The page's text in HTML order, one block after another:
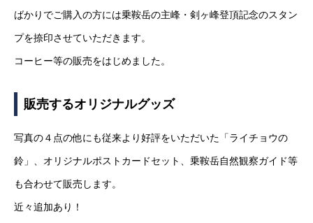
ばかりでご購入の方には乗鞍岳の主峰・剣ヶ峰登頂記念のスタン
プを捺印させていただきます。
コーヒー等の販売をはじめました。
販売するオリジナルグッズ
写真の４点の他にも従来より好評をいただいた「ライチョウの
鈴」、オリジナルポストカードセット、乗鞍岳自然観察ガイド等
も合わせて販売します。
近々追加あり！